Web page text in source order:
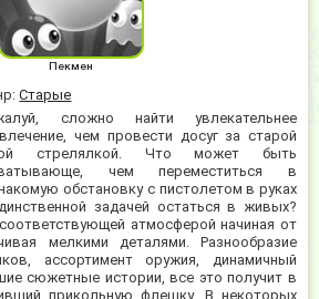
Старые
сложно найти увлекательнее
чем провести досуг за старой
стрелялкой. Что может быть
чем переместиться в
обстановку с пистолетом в руках
задачей остаться в живых?
атмосферой начиная от
мелкими деталями. Разнообразие
ассортимент оружия, динамичный
сюжетные истории, все это получит в
прикольную флешку. В некоторых
Пекмен